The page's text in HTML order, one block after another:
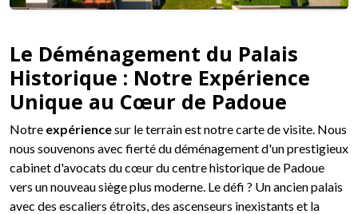
Le Déménagement du Palais
Historique : Notre Expérience
Unique au Cœur de Padoue
Notre expériencesur le terrain est notre carte de visite. Nous
nous souvenons avec fierté du déménagement d'un prestigieux
cabinet d'avocats du cœur du centre historique de Padoue
vers un nouveau siège plus moderne. Le défi ? Un ancien palais
avec des escaliers étroits, des ascenseurs inexistants et la